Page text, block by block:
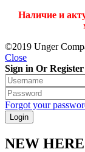
Наличие и
©2019 Unger
Close
Sign in Or Register
Forgot your
NEW